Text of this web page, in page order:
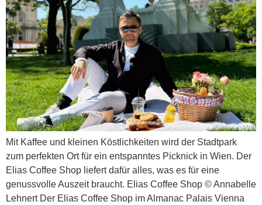
Mit Kaffee und kleinen Köstlichkeiten wird der Stadtpark
zum perfekten Ort für ein entspanntes Picknick in Wien. Der
Elias Coffee Shop liefert dafür alles, was es für eine
genussvolle Auszeit braucht. Elias Coffee Shop © Annabelle
Lehnert Der Elias Coffee Shop im Almanac Palais Vienna